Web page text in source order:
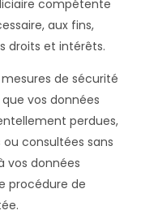
compétente
aux fins,
droits et intérêts.
de sécurité
vos données
perdues,
consultées sans
vos données
procédure de